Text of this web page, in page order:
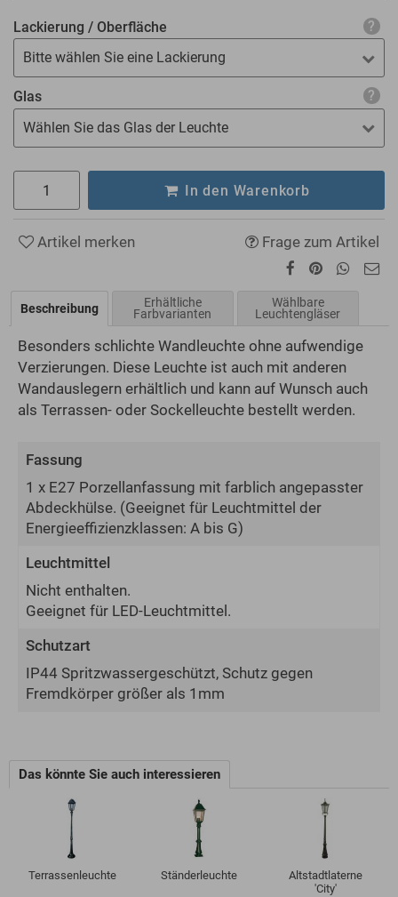
Lackierung / Oberfläche
Bitte wählen Sie eine Lackierung
Glas
Wählen Sie das Glas der Leuchte
In den Warenkorb
Artikel merken Frage zum Artikel
Beschreibung
Erhältliche
Farbvarianten
Wählbare
Leuchtengläser
Besonders schlichte Wandleuchte ohne aufwendige
Verzierungen. Diese Leuchte ist auch mit anderen
Wandauslegern erhältlich und kann auf Wunsch auch
als Terrassen- oder Sockelleuchte bestellt werden.
Fassung
1 x E27 Porzellanfassung mit farblich angepasster
Abdeckhülse. (Geeignet für Leuchtmittel der
Energie­effizienz­klassen: A bis G)
Leuchtmittel
Nicht enthalten.
Geeignet für LED-Leuchtmittel.
Schutzart
IP44 Spritzwassergeschützt, Schutz gegen
Fremdkörper größer als 1mm
Das könnte Sie auch interessieren
Terrassenleuchte Ständerleuchte
Altstadtlaterne
'City'